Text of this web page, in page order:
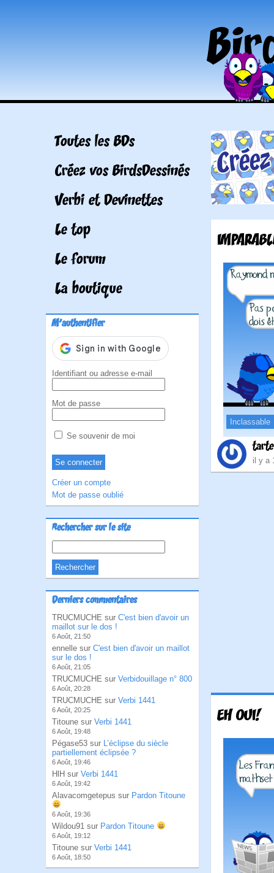
Toutes les BDs
Créez vos BirdsDessinés
Verbi et Devinettes
Le top
Le forum
La boutique
M'authentifier
Identifiant ou adresse e-mail
Mot de passe
Se souvenir de moi
Créer un compte
Mot de passe oublié
Rechercher sur le site
Derniers commentaires
TRUCMUCHE sur C'est bien d'avoir un
maillot sur le dos !
6 Août, 21:50
ennelle sur C'est bien d'avoir un maillot
sur le dos !
6 Août, 21:05
TRUCMUCHE sur Verbidouillage n° 800
6 Août, 20:28
TRUCMUCHE sur Verbi 1441
6 Août, 20:25
Titoune sur Verbi 1441
6 Août, 19:48
Pégase53 sur L’éclipse du siècle
partiellement éclipsée ?
6 Août, 19:46
HlH sur Verbi 1441
6 Août, 19:42
Alavacomgetepus sur Pardon Titoune
6 Août, 19:36
Wildou91 sur Pardon Titoune
6 Août, 19:12
Titoune sur Verbi 1441
6 Août, 18:50
Inclassable
il y a
EH OUI!